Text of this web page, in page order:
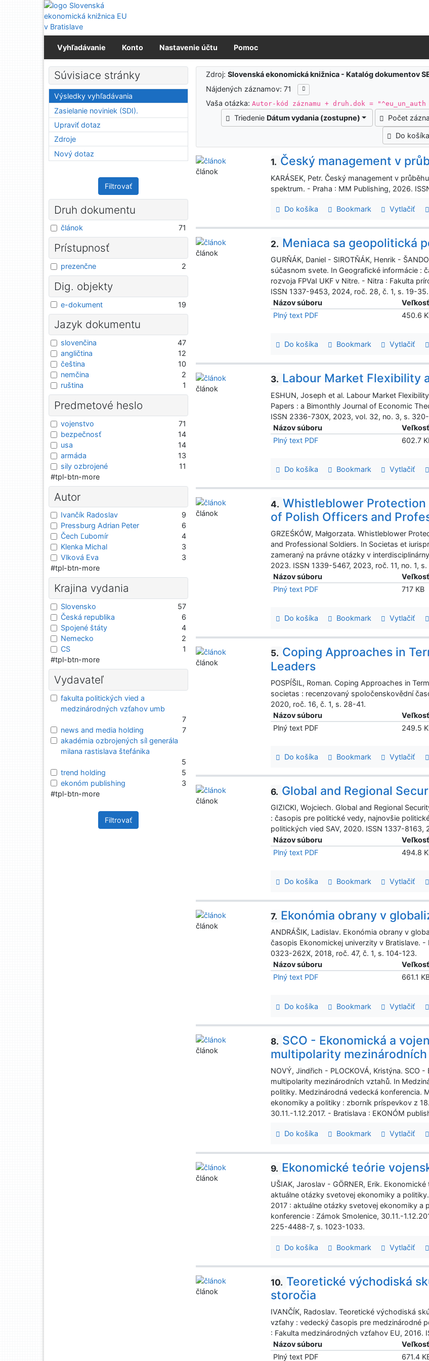
Prejsť na obsah
Prejsť na menu
Prehlásenie o webovej prístupnosti
Vyhľadávanie Konto Nastavenie účtu Pomoc
Výsledky vyhľadávania
Zdroj:Slovenská ekonomická knižnica - Katalóg dokumentov
Nájdených záznamov: 71
Vaša otázka:Autor-kód záznamu + druh.dok = "^eu_un_auth
Triedenie Dátum vydania (zostupne) Počet
Do košíka
1. Český management v
KARÁSEK, Petr. Český management v
spektrum. - Praha : MM Publishing, 2026.
Do košíka Bookmark Vytlačiť
článok
2. Meniaca sa geopolitická
GURŇÁK, Daniel - SIROTŇÁK, Henrik -
súčasnom svete. In Geografické informácie :
rozvoja FPVaI UKF v Nitre. - Nitra : Fakulta
ISSN 1337-9453, 2024, roč. 28, č. 1, s. 19-35.
Názov súboru
Veľkosť
Plný text PDF
450.6
Do košíka Bookmark Vytlačiť
článok
3. Labour Market Flexibility
ESHUN, Joseph et al. Labour Market
Papers : a Bimonthly Journal of Economic
ISSN 2336-730X, 2023, vol. 32, no. 3, s.
Názov súboru
Veľkosť
Plný text PDF
602.7
Do košíka Bookmark Vytlačiť
článok
4. Whistleblower Protection
of Polish Officers and
GRZEŚKÓW, Małgorzata. Whistleblower
and Professional Soldiers. In Societas et
zameraný na právne otázky v
2023. ISSN 1339-5467, 2023, roč. 11, no. 1,
Názov súboru
Veľkosť
Plný text PDF
717 KB
Do košíka Bookmark Vytlačiť
článok
5. Coping Approaches in
Leaders
POSPÍŠIL, Roman. Coping Approaches in
societas : recenzovaný spoločenskovědní
2020, roč. 16, č. 1, s. 28-41.
Názov súboru
Veľkosť
Plný text PDF
249.5
Do košíka Bookmark Vytlačiť
článok
6. Global and Regional
GIZICKI, Wojciech. Global and Regional
: časopis pre politické vedy, najnovšie
politických vied SAV, 2020. ISSN 1337-8163,
Názov súboru
Veľkosť
Plný text PDF
494.8
Do košíka Bookmark Vytlačiť
článok
7. Ekonómia obrany v
ANDRÁŠIK, Ladislav. Ekonómia obrany v
časopis Ekonomickej univerzity v Bratislave. -
0323-262X, 2018, roč. 47, č. 1, s. 104-123.
Názov súboru
Veľkosť
Plný text PDF
661.1
Do košíka Bookmark Vytlačiť
článok
8. SCO - Ekonomická a
multipolarity
NOVÝ, Jindřich - PLOCKOVÁ, Kristýna. SCO
multipolarity mezinárodních vztahů. In
politiky. Medzinárodná vedecká konferencia.
ekonomiky a politiky : zborník príspevkov z
30.11.-1.12.2017. - Bratislava : EKONÓM
Do košíka Bookmark Vytlačiť
článok
9. Ekonomické teórie
UŠIAK, Jaroslav - GÖRNER, Erik.
aktuálne otázky svetovej ekonomiky a
2017 : aktuálne otázky svetovej ekonomiky a
konferencie : Zámok Smolenice, 30.11.-
225-4488-7, s. 1023-1033.
Do košíka Bookmark Vytlačiť
článok
10. Teoretické východiská
storočia
IVANČÍK, Radoslav. Teoretické východiská
vzťahy : vedecký časopis pre medzinárodné
: Fakulta medzinárodných vzťahov EU, 2016.
Názov súboru
Veľkosť
Plný text PDF
671.4
článok
Súvisiace stránky
Výsledky vyhľadávania
Zasielanie noviniek (SDI).
Upraviť dotaz
Zdroje
Nový dotaz
Filtrovať
Druh dokumentu
článok 71
Prístupnosť
prezenčne 2
Dig. objekty
e-dokument 19
Jazyk dokumentu
slovenčina
47
angličtina
12
čeština
10
nemčina
2
ruština
1
Predmetové heslo
vojenstvo
71
bezpečnosť
14
usa
14
armáda
13
sily ozbrojené
11
#tpl-btn-more
Autor
Ivančík Radoslav
9
Pressburg Adrian Peter
6
Čech Ľubomír
4
Klenka Michal
3
Vlková Eva
3
#tpl-btn-more
Krajina vydania
Slovensko
57
Česká republika
6
Spojené štáty
4
Nemecko
2
CS
1
#tpl-btn-more
Vydavateľ
fakulta politických vied a
medzinárodných vzťahov umb
7
news and media holding
7
akadémia ozbrojených síl generála
milana rastislava štefánika
5
trend holding
5
ekonóm publishing
3
#tpl-btn-more
Filtrovať